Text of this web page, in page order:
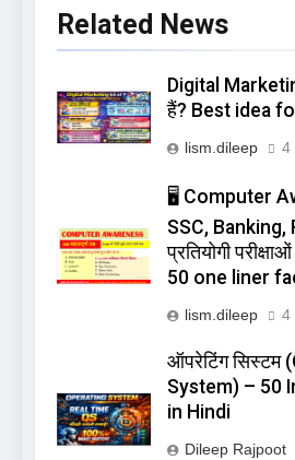
Related News
Digital
हैं? Best idea
lism.dileep 4
🖥️ Computer
SSC, Banking,
प्रतियोगी
50 one liner
lism.dileep 4
ऑपरेटिंग सिस्टम
System) – 50
in Hindi
Dileep Rajpoot